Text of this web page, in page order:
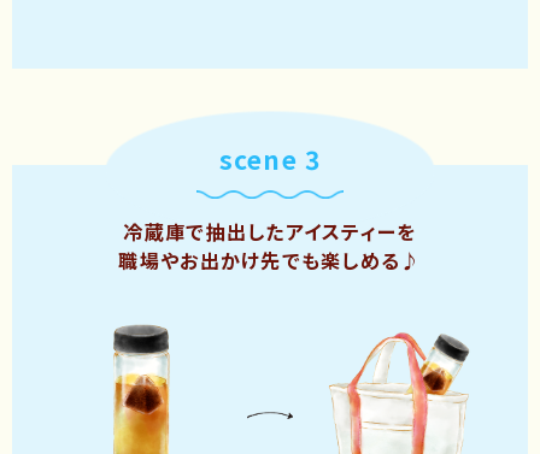
scene 3
冷蔵庫で抽出したアイスティーを
職場やお出かけ先でも楽しめる♪